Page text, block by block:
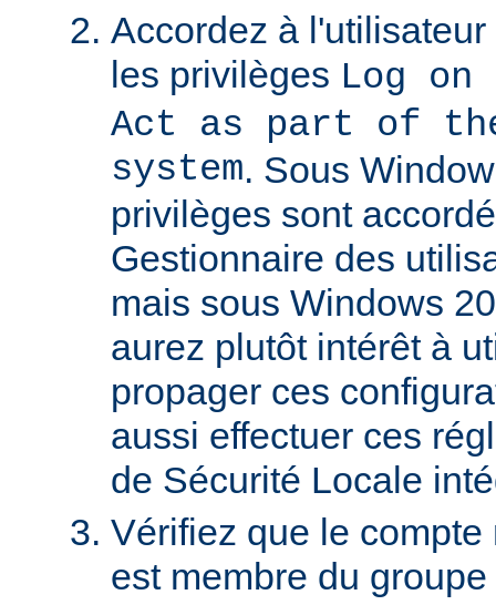
Accordez à
les privilèges Log
Act as part of
system. Sous
privilèges sont
Gestionnaire des
mais sous Windows
aurez plutôt intérêt à
propager ces
aussi effectuer ces
de Sécurité Locale
Vérifiez que le
est membre du